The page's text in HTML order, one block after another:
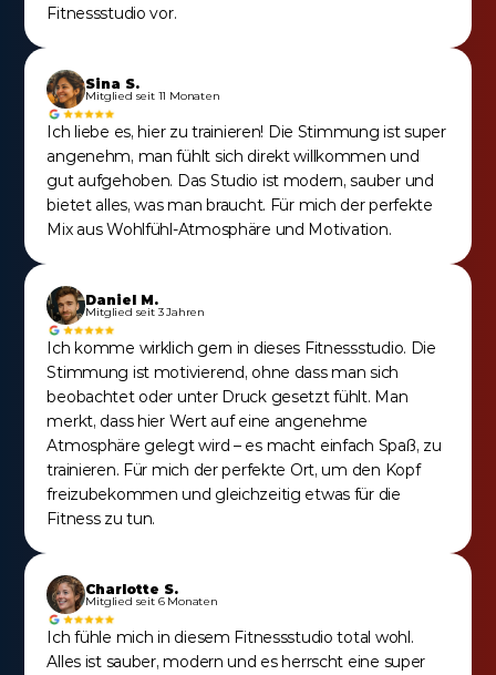
Fitnessstudio vor.
Sina S.
Mitglied seit 11 Monaten
Ich liebe es, hier zu trainieren! Die Stimmung ist super
angenehm, man fühlt sich direkt willkommen und
gut aufgehoben. Das Studio ist modern, sauber und
bietet alles, was man braucht. Für mich der perfekte
Mix aus Wohlfühl-Atmosphäre und Motivation.
Charlotte S.
Mitglied seit 6 Monaten
Ich fühle mich in diesem Fitnessstudio total wohl.
Alles ist sauber, modern und es herrscht eine super
Daniel M.
Mitglied seit 3 Jahren
Ich komme wirklich gern in dieses Fitnessstudio. Die
Stimmung ist motivierend, ohne dass man sich
beobachtet oder unter Druck gesetzt fühlt. Man
merkt, dass hier Wert auf eine angenehme
Atmosphäre gelegt wird – es macht einfach Spaß, zu
trainieren. Für mich der perfekte Ort, um den Kopf
freizubekommen und gleichzeitig etwas für die
Fitness zu tun.